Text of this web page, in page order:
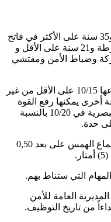
– البالغين من العمر 21 سنةعلى الأقل و35 سنة على الأكثر في فاتح
يناير من سنة 2017 بالنسبة لعمداء الشرطة و21 سنة على الأقل و
وضباط الأمن ومفتشي
– المتوفرين على قوة بصرية يبلغ مجموعها 10/15 على الأقل من غير
أخرى يمكنها رفع القوة
البصرية، ويحدد المقدار الأقصى للقوة البصرية في 10/20 بالنسبة
– المتوفرين على قوة سمع تمكن من سماع الهمس على بعد 0,50
التي ستناط بهم.
العامة للأمن
من تاريخ التوظيف.